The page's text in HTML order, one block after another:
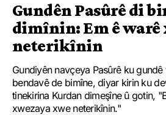
Gundên Pasûrê di
dimînin: Em ê warê
neterikînin
Gundiyên navçeya Pasûrê ku
bendavê de bimîne, diyar kirin ku
tinekirina Kurdan dimeşîne û gotin,
xwezaya xwe neterikînin."